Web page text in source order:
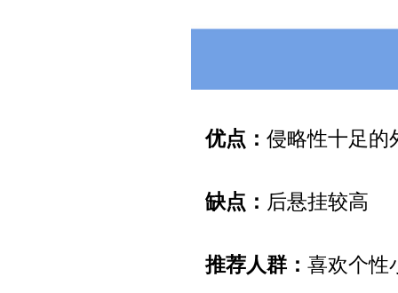
优点： 侵略性十足的
缺点： 后悬挂较高
推荐人群： 喜欢个性